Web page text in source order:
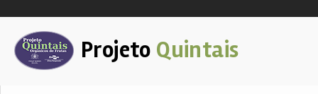
Projeto Quintais